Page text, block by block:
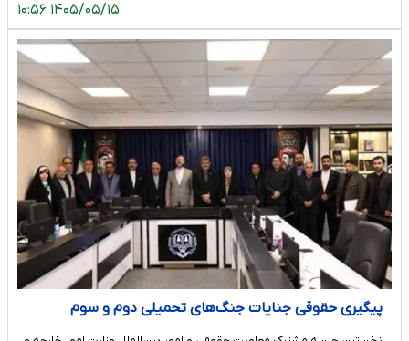
۱۴۰۵/۰۵/۱۵ ۱۰:۵۶
پیگیری حقوقی جنایات جنگ‌های تحمیلی دوم و سوم